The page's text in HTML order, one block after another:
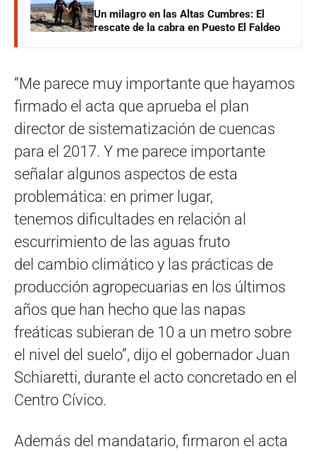
Un milagro en las Altas Cumbres: El
rescate de la cabra en Puesto El Faldeo
“Me parece muy importante que hayamos
firmado el acta que aprueba el plan
director de sistematización de cuencas
para el 2017. Y me parece importante
señalar algunos aspectos de esta
problemática: en primer lugar,
tenemos dificultades en relación al
escurrimiento de las aguas fruto
del cambio climático y las prácticas de
producción agropecuarias en los últimos
años que han hecho que las napas
freáticas subieran de 10 a un metro sobre
el nivel del suelo”, dijo el gobernador Juan
Schiaretti, durante el acto concretado en el
Centro Cívico.
Además del mandatario, firmaron el acta